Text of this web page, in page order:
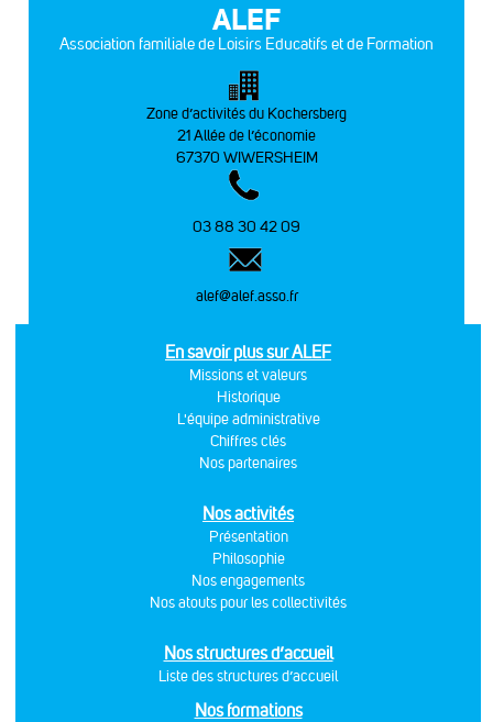
ALEF
Association familiale de Loisirs Educatifs et de Formation
Zone d’activités du Kochersberg
21 Allée de l’économie
67370 WIWERSHEIM
03 88 30 42 09
alef@alef.asso.fr
En savoir plus sur ALEF
Missions et valeurs
Historique
L'équipe administrative
Chiffres clés
Nos partenaires
Nos activités
Présentation
Philosophie
Nos engagements
Nos atouts pour les collectivités
Nos structures d’accueil
Liste des structures d’accueil
Nos formations